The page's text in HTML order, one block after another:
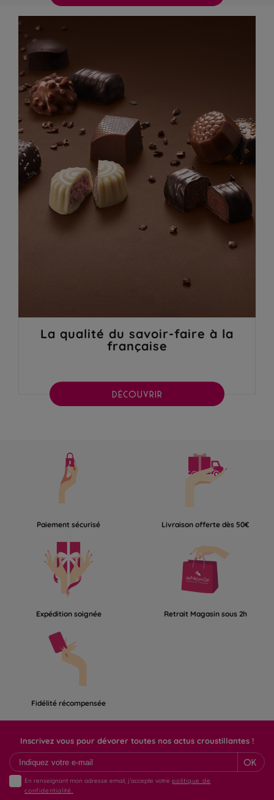
La qualité du savoir-faire à la
française
DÉCOUVRIR
Paiement sécurisé Livraison offerte dès 50€
Expédition soignée Retrait Magasin sous 2h
Fidélité récompensée
Inscrivez vous pour dévorer toutes nos actus croustillantes !
OK
En renseignant mon adresse email, j'accepte votre politique de
confidentialité.